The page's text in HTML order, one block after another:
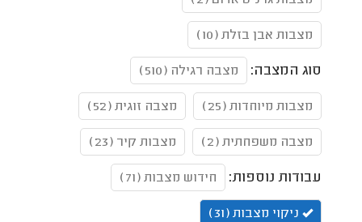
מצבות אבן בזלת (10)
סוג המצבה: מצבה רגילה (510)
מצבות מיוחדות (25) מצבה זוגית (52)
מצבה משפחתית (2) מצבות קיר (23)
עבודות נוספות: חידוש מצבות (71)
ניקוי מצבות (31)